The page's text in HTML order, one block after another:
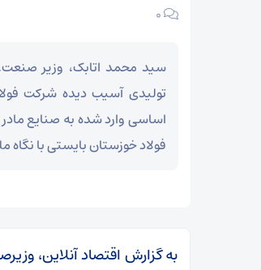
۰
سید محمد اتابک، وزیر
تولیدی آسیب دیده شرکت
اساسی وارد شده به صنایع
فولاد خوزستان بایستی با
به گزارش اقتصاد آنلاین،